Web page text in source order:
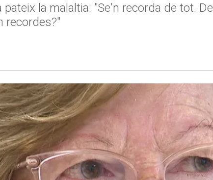
la malaltia: "Se'n recorda de tot.
recordes?"